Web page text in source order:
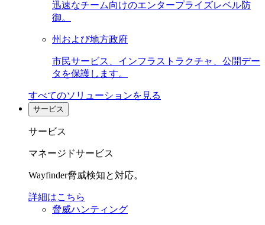
迅速なチーム向けのエンタープライズレベル防
御。
州および地方政府
市民サービス、インフラストラクチャ、公開デー
タを保護します。
すべてのソリューションを見る
サービス
サービス
マネージドサービス
Wayfinder脅威検知と対応。
詳細はこちら
脅威ハンティング